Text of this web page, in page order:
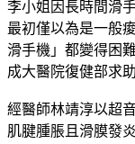
李小姐因長時間滑
最初僅以為是一般
滑手機」都變得困
成大醫院復健部求
經醫師林靖淳以超
肌腱腫脹且滑膜發